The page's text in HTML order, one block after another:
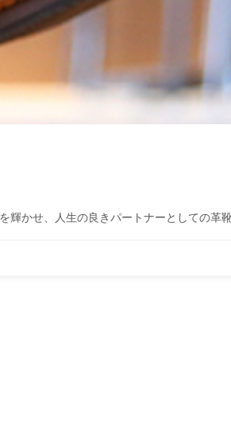
かせ、人生の良きパートナーとしての革